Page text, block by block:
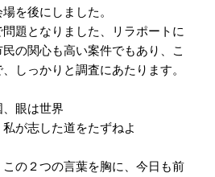
を後にしました。
題となりました、リラポートに
の関心も高い案件でもあり、こ
しっかりと調査にあたります。
眼は世界
が志した道をたずねよ
の２つの言葉を胸に、今日も前